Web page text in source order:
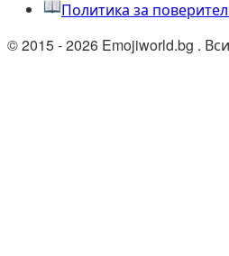
Политика за
© 2015 - 2026 Emojiworld.bg .